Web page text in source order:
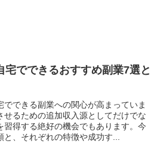
でできるおすすめ副業7選と
できる副業への関心が高まっていま
るための追加収入源としてだけでな
習得する絶好の機会でもあります。今
、それぞれの特徴や成功す...